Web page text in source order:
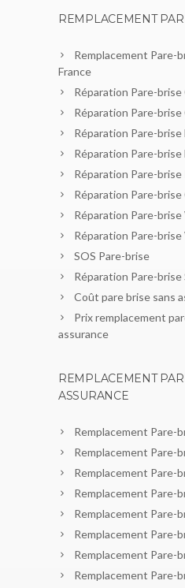
REMPLACEMENT
Remplacement Pare-
France
Réparation Pare-
Réparation Pare-brise
Réparation Pare-brise
Réparation Pare-
Réparation Pare-brise
Réparation Pare-brise
Réparation Pare-brise
Réparation Pare-brise
SOS Pare-brise
Réparation Pare-brise
Coût pare brise sans
Prix remplacement
assurance
REMPLACEMENT
ASSURANCE
Remplacement Pare-
Remplacement Pare-
Remplacement Pare-
Remplacement Pare-
Remplacement Pare-
Remplacement Pare-
Remplacement Pare-
Remplacement Pare-